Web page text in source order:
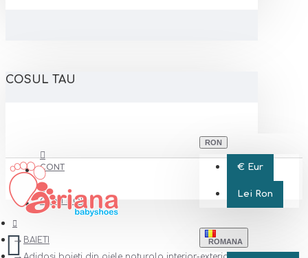
COSUL TAU
CONT
CONT NOU
RON
€ Eur
Lei Ron
ROMANA
BAIETI